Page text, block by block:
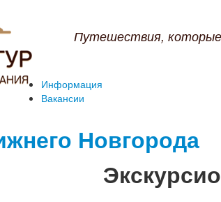
Путешествия,
Информация
Вакансии
Новгорода